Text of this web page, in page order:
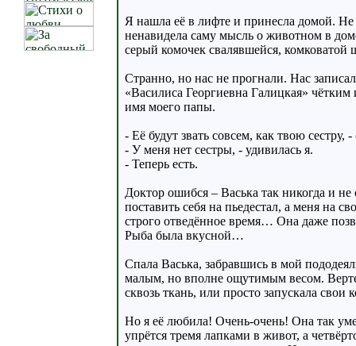
Я нашла её в лифте и принесла домой. Не
ненавидела саму мысль о животном в
серый комочек свалявшейся, комковатой
Странно, но нас не прогнали. Нас
«Василиса Георгиевна Галицкая»
имя моего папы.
- Её будут звать совсем, как твою сестру,
- У меня нет сестры, - удивилась я.
- Теперь есть.
Доктор ошибся – Васька так никогда и
поставить себя на пьедестал, а меня на
строго отведённое время… Она даже
Рыба была вкусной…
Спала Васька, забравшись в мой
малым, но вполне ощутимым весом.
сквозь ткань, или просто запускала свои
Но я её любила! Очень-очень! Она так
упрётся тремя лапками в живот, а